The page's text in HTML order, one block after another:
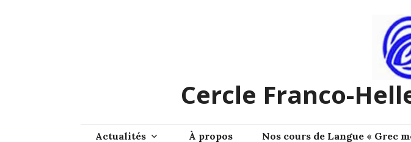
Cercle Franco-
Actualités À propos Nos cours de Langue « Grec